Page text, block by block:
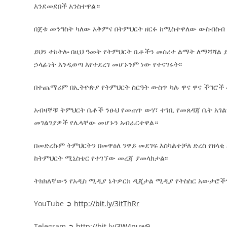
እንደመደበች አንስተዋል።
በጀቱ መንግስት ካለው አቅምና በትምህርት ዘርፉ ከሚስተዋለው ውስብስብ
ይህን ተከትሎ በዚህ ዓመት የትምህርት ቤቶችን መሰረተ ልማት ለማሻሻል
ኃላፊነት እንዲወጣ እየተደረገ መሆኑንም ነው የተናገሩት፡፡
በተጨማሪም በኢትዮጵያ የትምህርት ስርዓት ውስጥ ካሉ ዋና ዋና ችግሮች
አብዛኞቹ ትምህርት ቤቶች ንፁህ የመጠጥ ውሃ፣ ተገቢ የመጸዳጃ ቤት
መገልገያዎች የሌላቸው መሆኑን አብራርተዋል።
በመድረኩም ትምህርትን በመዋዕለ ንዋይ መደገፍ እስካልተቻለ ድረስ
ከትምህርት ሚኒስቴር የተገኘው መረጃ ያመላክታል፡፡
ትክክለኛውን የአዲስ ሚዲያ ኔትዎርክ ዲጂታል ሚዲያ የትስስር
YouTube ➲ http://bit.ly/3itThRr